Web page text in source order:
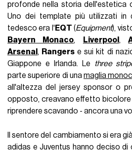
profonde nella storia dell'estetica
Uno dei template più utilizzati in
tedesco era l' EQT (Equipment),
Bayern Monaco, Liverpool ,
Arsenal, Rangers e sui kit di
Giappone e Irlanda. Le
three
parte superiore di unamaglia
all'altezza del jersey sponsor o
opposto, creavano effetto bicolore
riprendere scavando - ancora una
Il sentore del cambiamento si era
adidas e Juventus hanno deciso di